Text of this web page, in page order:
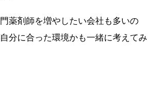
薬剤師を増やしたい会社も多いの
分に合った環境かも一緒に考えてみ